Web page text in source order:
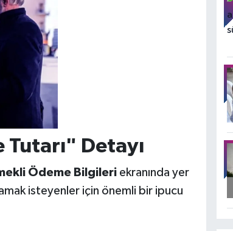
Detayı
Ödeme Bilgileriekranında yer
isteyenler için önemli bir ipucu